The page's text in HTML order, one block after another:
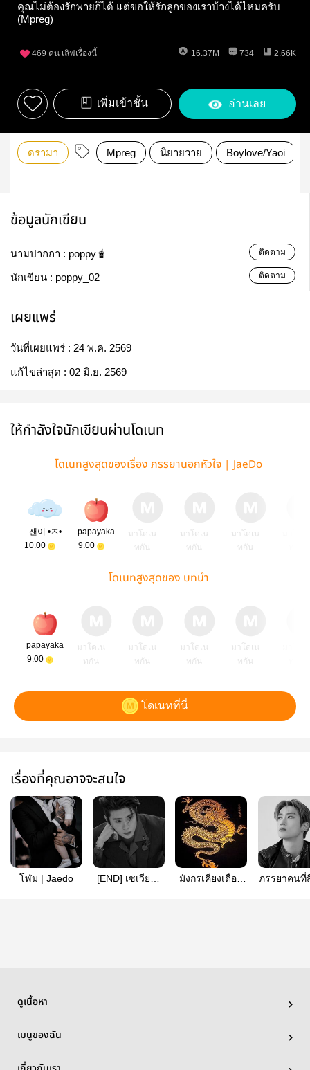
คุณไม่ต้องรักพายก็ได้ แต่ขอให้รักลูกของเราบ้างได้ไหมครับ
(Mpreg)
469 คน เลิฟเรื่องนี้ 16.37M 734 2.66K
เพิ่มเข้าชั้น อ่านเลย
ดรามา Mpreg นิยายวาย Boylove/Yaoi
ข้อมูลนักเขียน
นามปากกา : poppy🧋 ติดตาม
นักเขียน : poppy_02 ติดตาม
เผยแพร่
วันที่เผยแพร่ : 24 พ.ค. 2569
แก้ไขล่าสุด : 02 มิ.ย. 2569
ให้กำลังใจนักเขียนผ่านโดเนท
โดเนทสูงสุดของเรื่อง ภรรยานอกหัวใจ | JaeDo
잰이 •ㅈ•
10.00
papayaka
9.00
มาโดเน
ทกัน
มาโดเน
ทกัน
มาโดเน
ทกัน
โดเนทสูงสุดของ บทนำ
papayaka
9.00
มาโดเน
ทกัน
มาโดเน
ทกัน
มาโดเน
ทกัน
มาโดเน
ทกัน
โดเนทที่นี่
เรื่องที่คุณอาจจะสนใจ
โฬม | Jaedo
[END] เซเวียร์ |
มังกรเคียงเดือน
ภรรยาคนที่
ดูเนื้อหา
เมนูของฉัน